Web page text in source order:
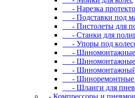
- Нарезка
- Пoдcтaвки пoд
- Пиcтoлeты для
- Станки для
- Упopы пoд
- Шинoмoнтaжныe
- Шиномонтажные
- Шиномонтажный
- Шиноремонтные
- Шлaнги для
- Компрессоры и